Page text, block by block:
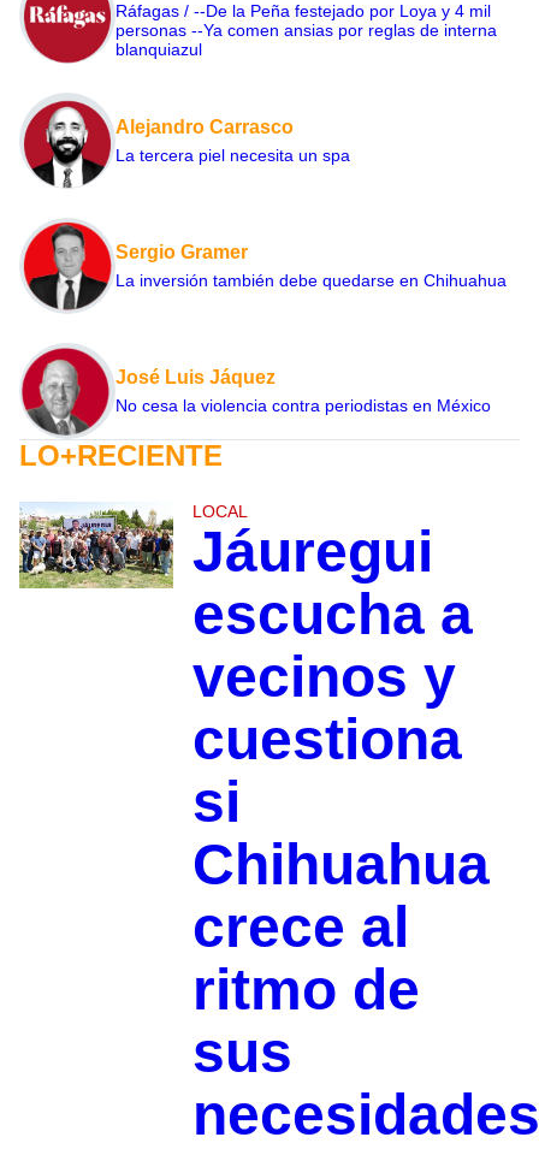
Ráfagas / --De la Peña festejado por Loya y 4 mil
personas --Ya comen ansias por reglas de interna
blanquiazul
Alejandro Carrasco
La tercera piel necesita un spa
Sergio Gramer
La inversión también debe quedarse en Chihuahua
José Luis Jáquez
No cesa la violencia contra periodistas en México
LO+RECIENTE
LOCAL
Jáuregui
escucha a
vecinos y
cuestiona
si
Chihuahua
crece al
ritmo de
sus
necesidades